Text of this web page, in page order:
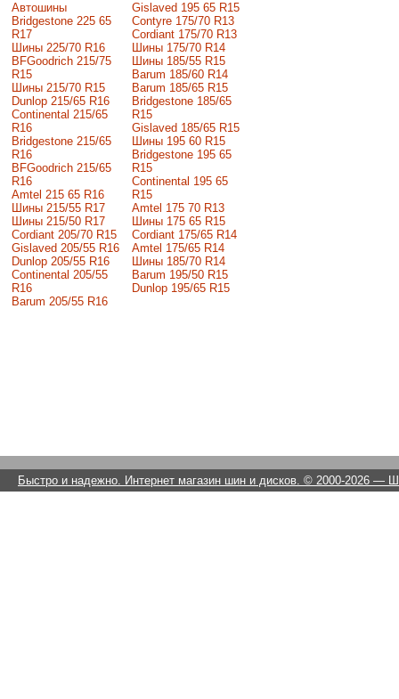
Автошины
Bridgestone 225 65
R17
Шины 225/70 R16
BFGoodrich 215/75
R15
Шины 215/70 R15
Dunlop 215/65 R16
Continental 215/65
R16
Bridgestone 215/65
R16
BFGoodrich 215/65
R16
Amtel 215 65 R16
Шины 215/55 R17
Шины 215/50 R17
Сordiant 205/70 R15
Gislaved 205/55 R16
Dunlop 205/55 R16
Continental 205/55
R16
Barum 205/55 R16
Gislaved 195 65 R15
Contyre 175/70 R13
Cordiant 175/70 R13
Шины 175/70 R14
Шины 185/55 R15
Barum 185/60 R14
Barum 185/65 R15
Bridgestone 185/65
R15
Gislaved 185/65 R15
Шины 195 60 R15
Bridgestone 195 65
R15
Continental 195 65
R15
Amtel 175 70 R13
Шины 175 65 R15
Cordiant 175/65 R14
Amtel 175/65 R14
Шины 185/70 R14
Barum 195/50 R15
Dunlop 195/65 R15
Быстро и надежно. Интернет магазин шин и дисков. © 2000-2026 —